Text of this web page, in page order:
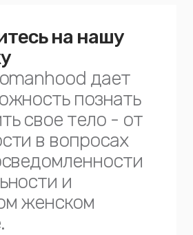
на нашу
дает
познать
свое тело - от
в вопросах
и
женском